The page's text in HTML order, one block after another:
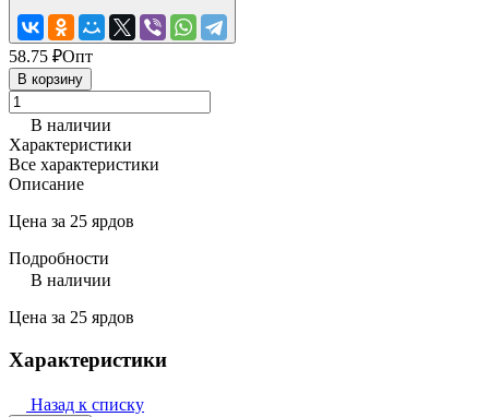
58.75 ₽Опт
В корзину
В наличии
Характеристики
Все характеристики
Описание
Цена за 25 ярдов
Подробности
В наличии
Цена за 25 ярдов
Характеристики
Назад к списку